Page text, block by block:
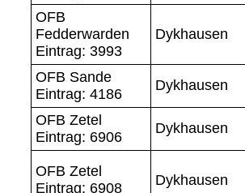
OFB
Fedderwarden
Eintrag: 3993
Dykhausen
OFB Sande
Eintrag: 4186
Dykhausen
OFB Zetel
Eintrag: 6906
Dykhausen
OFB Zetel
Eintrag: 6908
Dykhausen